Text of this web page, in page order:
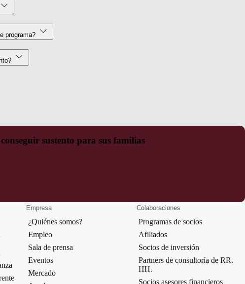
programa?
sustento para sus familias
Empresa
¿Quiénes somos?
Empleo
Sala de prensa
Eventos
Mercado
Colaboraciones
Programas de socios
Afiliados
Socios de inversión
Partners de consultoría de RR.
HH.
Socios asesores financieros